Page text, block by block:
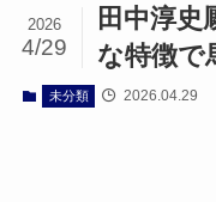
田中淳史
な特徴で
2026
4/29
未分類 2026.04.29